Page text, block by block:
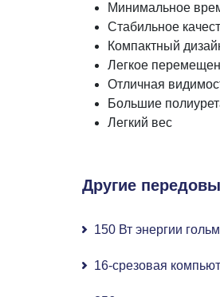
Минимальное
Стабильное
Компактный
Легкое
Отличная
Большие
Легкий вес
Другие
150 Вт энергии
16-срезовая